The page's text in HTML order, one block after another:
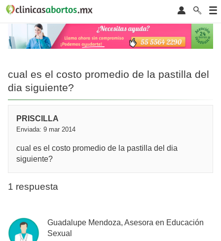
cual es el costo promedio de la pastilla del
dia siguiente?
PRISCILLA
Enviada: 9 mar 2014
cual es el costo promedio de la pastilla del dia
siguiente?
1 respuesta
Guadalupe Mendoza, Asesora en Educación
Sexual